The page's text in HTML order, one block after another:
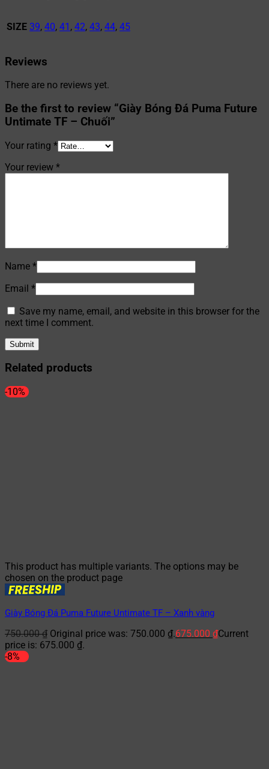
SIZE 39, 40, 41 , 42, 43, 44, 45
Reviews
There are no reviews yet.
Be the first to review “Giày Bóng Đá Puma Future
Untimate TF – Chuối”
Your rating *
Your review *
Name *
Email *
Save my name, email, and website in this browser for the
next time I comment.
Related products
-10%
This product has multiple variants. The options may be
chosen on the product page
Giày Bóng Đá Puma Future Untimate TF – Xanh vàng
750.000₫ Original price was: 750.000 ₫.675.000 ₫Current
price is: 675.000 ₫.
-8%